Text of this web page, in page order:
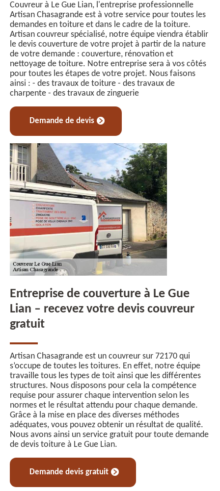
Couvreur à Le Gue Lian, l'entreprise professionnelle
Artisan Chasagrande est à votre service pour toutes les
demandes en toiture et dans le cadre de la toiture.
Artisan couvreur spécialisé, notre équipe viendra établir
le devis couverture de votre projet à partir de la nature
de votre demande : couverture, rénovation et
nettoyage de toiture. Notre entreprise sera à vos côtés
pour toutes les étapes de votre projet. Nous faisons
ainsi : - des travaux de toiture - des travaux de
charpente - des travaux de zinguerie
Demande de devis
Entreprise de couverture à Le Gue
Lian – recevez votre devis couvreur
gratuit
Artisan Chasagrande est un couvreur sur 72170 qui
s’occupe de toutes les toitures. En effet, notre équipe
travaille tous les types de toit ainsi que les différentes
structures. Nous disposons pour cela la compétence
requise pour assurer chaque intervention selon les
normes et le résultat attendu pour chaque demande.
Grâce à la mise en place des diverses méthodes
adéquates, vous pouvez obtenir un résultat de qualité.
Nous avons ainsi un service gratuit pour toute demande
de devis toiture à Le Gue Lian.
Demande devis gratuit